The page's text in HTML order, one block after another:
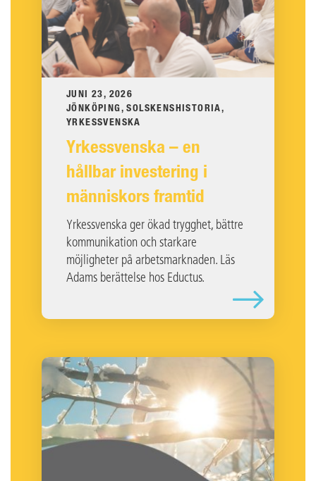
JUNI 23, 2026
JÖNKÖPING, SOLSKENSHISTORIA,
YRKESSVENSKA
Yrkessvenska – en
hållbar investering i
människors framtid
Yrkessvenska ger ökad trygghet, bättre
kommunikation och starkare
möjligheter på arbetsmarknaden. Läs
Adams berättelse hos Eductus.